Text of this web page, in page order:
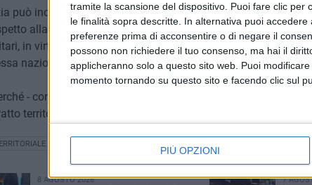
tramite la scansione del dispositivo. Puoi fare clic
le finalità sopra descritte. In alternativa puoi
preferenze prima di acconsentire o di negare il
possono non richiedere il tuo consenso, ma hai il
applicheranno solo a questo sito web. Puoi
momento tornando su questo sito e facendo clic sul
PIÙ OPZIONI
può inoltre risultare estremamente utile, a supporto della
alla progettazione finalizzata all'ottenimento di
in virtù dell'esperienza della struttura nella partecipazione
nazionale e comunitaria e degli ampi partenariati già
- conclude Mennea - è di fondamentale importanza
territoriale Nord Barese – Ofantino e finanziarlo per gli
NORD BARESE OFANTINO
8 AGOSTO 2026 7